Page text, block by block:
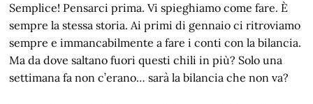
Semplice! Pensarci prima. Vi spieghiamo come fare. È
sempre la stessa storia. Ai primi di gennaio ci ritroviamo
sempre e immancabilmente a fare i conti con la bilancia.
Ma da dove saltano fuori questi chili in più? Solo una
settimana fa non c’erano… sarà la bilancia che non va?